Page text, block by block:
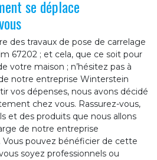
se déplace
des travaux de pose de carrelage
67202 ; et cela, que ce soit pour
votre maison ; n’hésitez pas à
notre entreprise Winterstein
vos dépenses, nous avons décidé
chez vous. Rassurez-vous,
et des produits que nous allons
de notre entreprise
pouvez bénéficier de cette
soyez professionnels ou